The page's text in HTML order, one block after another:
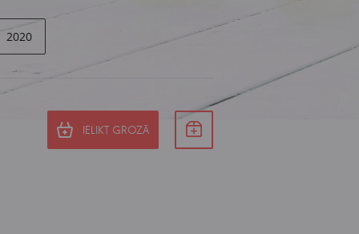
2020
IELIKT GROZĀ